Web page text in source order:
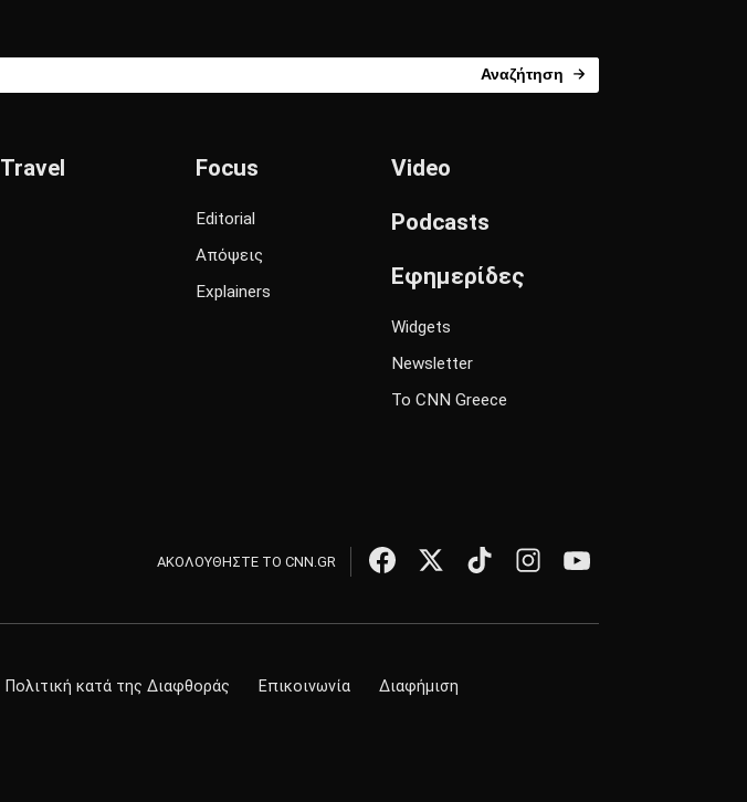
Αναζήτηση
Travel Focus
Editorial
Απόψεις
Explainers
Video
Podcasts
Εφημερίδες
Widgets
Newsletter
Το CNN Greece
ΑΚΟΛΟΥΘΗΣΤΕ ΤΟ CNN.GR
Πολιτική κατά της Διαφθοράς Επικοινωνία Διαφήμιση